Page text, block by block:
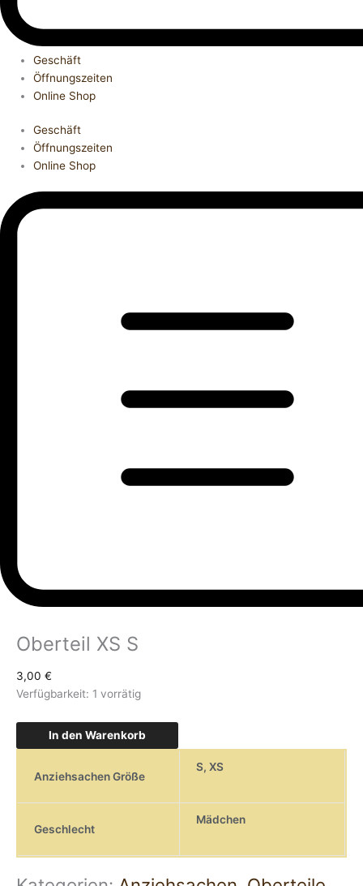
Geschäft
Öffnungszeiten
Online Shop
Geschäft
Öffnungszeiten
Online Shop
Oberteil XS S
3,00 €
Verfügbarkeit: 1 vorrätig
In den Warenkorb
Anziehsachen Größe
S, XS
Geschlecht
Mädchen